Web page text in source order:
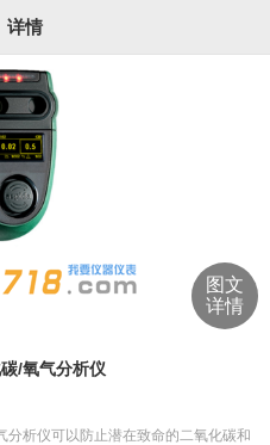
详情
图文
详情
/氧气分析仪
分析仪可以防止潜在致命的二氧化碳和